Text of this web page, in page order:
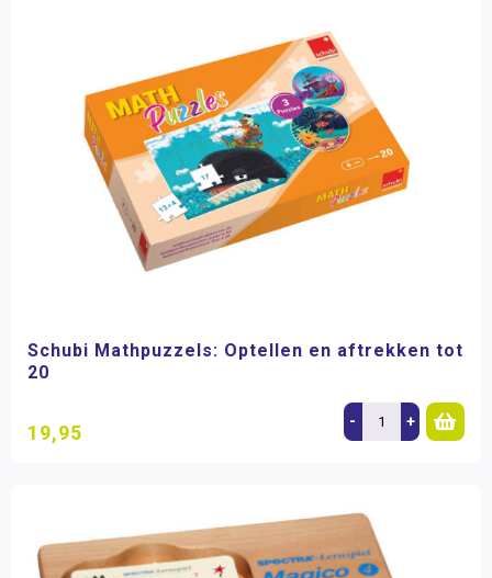
Schubi Mathpuzzels: Optellen en aftrekken tot
20
19,95 - +